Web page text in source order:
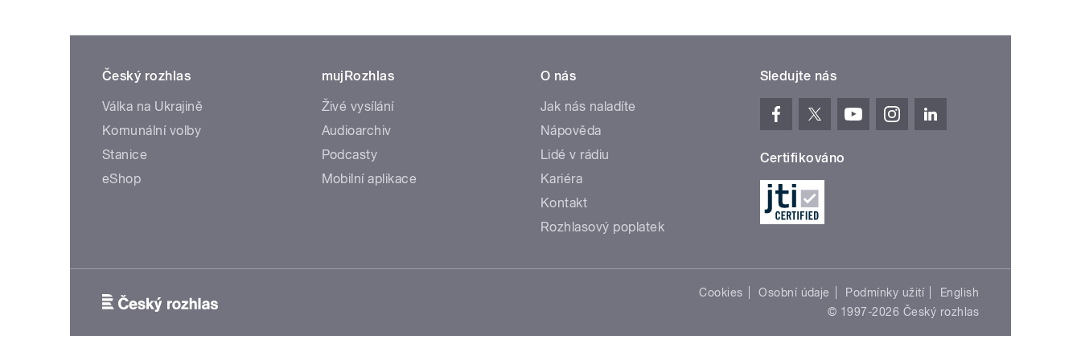
Český rozhlas
Válka na Ukrajině
Komunální volby
Stanice
eShop
mujRozhlas
Živé vysílání
Audioarchiv
Podcasty
Mobilní aplikace
O nás
Jak nás naladíte
Nápověda
Lidé v rádiu
Kariéra
Kontakt
Rozhlasový poplatek
Sledujte nás
Certifikováno
Cookies Osobní údaje Podmínky užití
English
© 1997-2026 Český rozhlas